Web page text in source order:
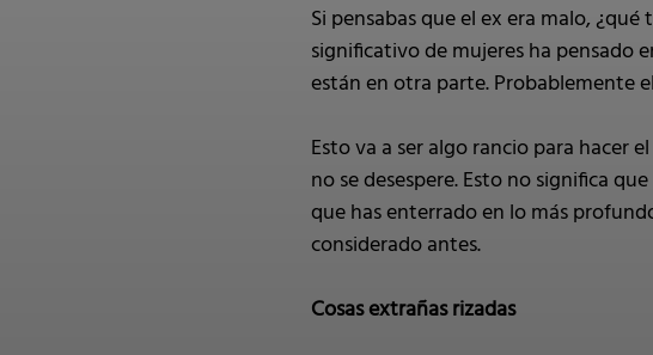
Si pensabas que el ex era malo,
significativo de mujeres ha pensado
están en otra parte. Probablemente
Esto va a ser algo rancio para hacer
no se desespere. Esto no significa
que has enterrado en lo más
considerado antes.
Cosas extrañas rizadas